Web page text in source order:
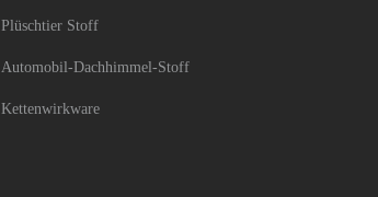
Plüschtier Stoff
Automobil-Dachhimmel-Stoff
Kettenwirkware